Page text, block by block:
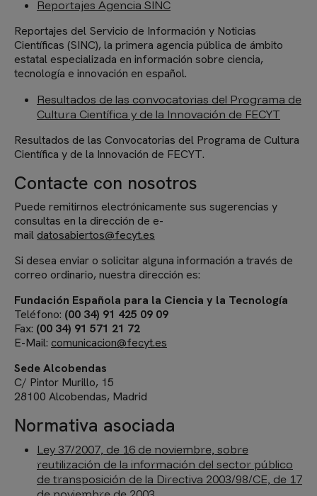
Reportajes Agencia SINC
Reportajes del Servicio de Información y Noticias
Científicas (SINC), la primera agencia pública de ámbito
estatal especializada en información sobre ciencia,
tecnología e innovación en español.
Resultados de las convocatorias del Programa de
Cultura Científica y de la Innovación de FECYT
Resultados de las Convocatorias del Programa de Cultura
Científica y de la Innovación de FECYT.
Contacte con nosotros
Puede remitirnos electrónicamente sus sugerencias y
consultas en la dirección de e-
maildatosabiertos@fecyt.es
Si desea enviar o solicitar alguna información a través de
correo ordinario, nuestra dirección es:
Fundación Española para la Ciencia y la Tecnología
Teléfono: (00 34) 91 425 09 09
Fax: (00 34) 91 571 21 72
E-Mail: comunicacion@fecyt.es
Sede Alcobendas
C/ Pintor Murillo, 15
28100 Alcobendas, Madrid
Normativa asociada
Ley 37/2007, de 16 de noviembre, sobre
reutilización de la información del sector público
de transposición de la Directiva 2003/98/CE, de 17